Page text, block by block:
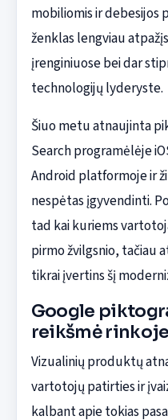
mobiliomis ir debesijos
ženklas lengviau
įrenginiuose bei dar
technologijų lyderyste.
Šiuo metu atnaujinta
Search programėlėje
Android platformoje ir
nespėtas įgyvendinti.
tad kai kuriems
pirmo žvilgsnio, tačiau
tikrai įvertins šį
Google
reikšmė rinkoje
Vizualinių produktų
vartotojų patirties ir
kalbant apie tokias